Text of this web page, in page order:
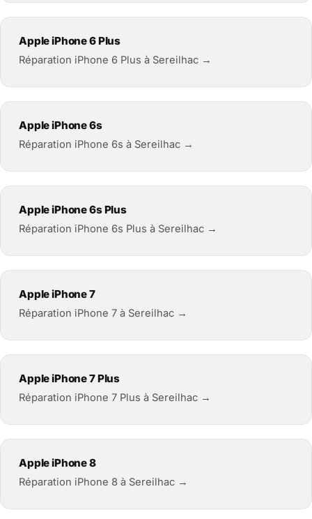
Apple iPhone 6 Plus
Réparation iPhone 6 Plus à Sereilhac →
Apple iPhone 6s
Réparation iPhone 6s à Sereilhac →
Apple iPhone 6s Plus
Réparation iPhone 6s Plus à Sereilhac →
Apple iPhone 7
Réparation iPhone 7 à Sereilhac →
Apple iPhone 7 Plus
Réparation iPhone 7 Plus à Sereilhac →
Apple iPhone 8
Réparation iPhone 8 à Sereilhac →